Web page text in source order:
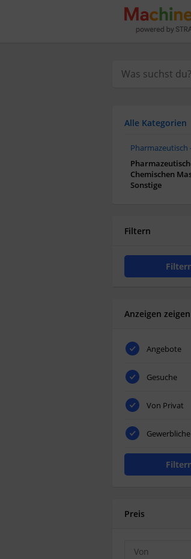
Alle Kategorien
Pharmazeutisch
Chemischen
Sonstige
Filtern
Anzeigen zeigen
Angebote
Gesuche
Von Privat
Preis